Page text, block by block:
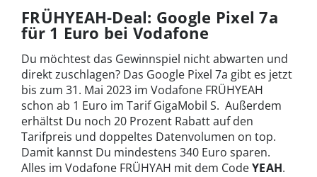
FRÜHYEAH-Deal: Google Pixel 7a
für 1 Euro bei Vodafone
Du möchtest das Gewinnspiel nicht abwarten und
direkt zuschlagen? Das Google Pixel 7a gibt es jetzt
bis zum 31. Mai 2023 im Vodafone FRÜHYEAH
schon ab 1 Euro im Tarif GigaMobil S. Außerdem
erhältst Du noch 20 Prozent Rabatt auf den
Tarifpreis und doppeltes Datenvolumen on top.
Damit kannst Du mindestens 340 Euro sparen.
Alles im Vodafone FRÜHYAH mit dem CodeYEAH.